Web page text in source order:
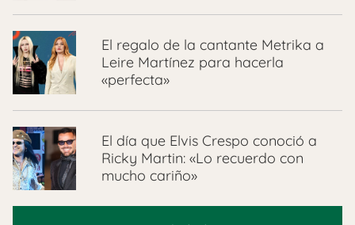
El regalo de la cantante Metrika a
Leire Martínez para hacerla
«perfecta»
El día que Elvis Crespo conoció a
Ricky Martin: «Lo recuerdo con
mucho cariño»